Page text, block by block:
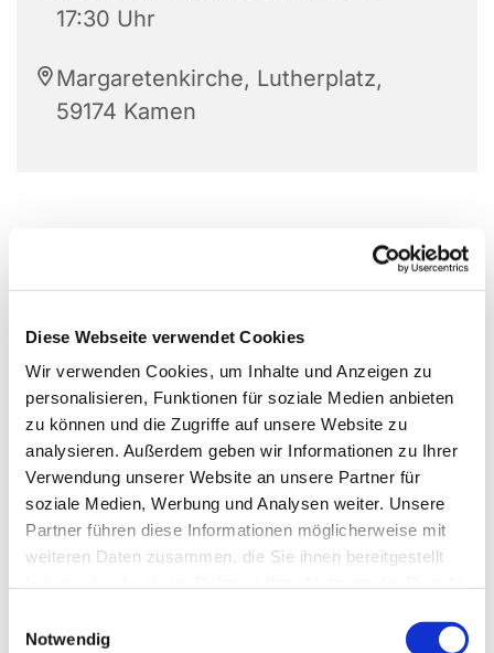
Diese Webseite verwendet Cookies
Wir verwenden Cookies, um Inhalte und Anzeigen zu
personalisieren, Funktionen für soziale Medien anbieten
zu können und die Zugriffe auf unsere Website zu
analysieren. Außerdem geben wir Informationen zu Ihrer
Verwendung unserer Website an unsere Partner für
soziale Medien, Werbung und Analysen weiter. Unsere
Partner führen diese Informationen möglicherweise mit
weiteren Daten zusammen, die Sie ihnen bereitgestellt
Notwendig
17:30 Uhr
Margaretenkirche, Lutherplatz,
59174 Kamen